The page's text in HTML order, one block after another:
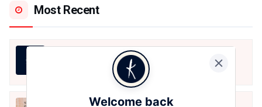
Most Recent
Welcome back